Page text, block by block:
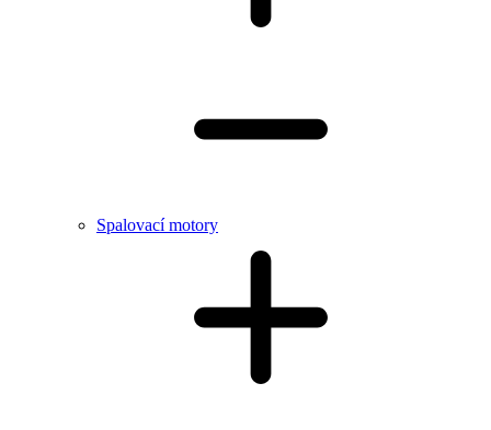
Spalovací motory